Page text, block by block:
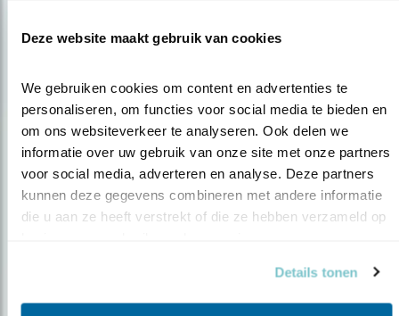
Deze website maakt gebruik van cookies
We gebruiken cookies om content en advertenties te
personaliseren, om functies voor social media te bieden en
om ons websiteverkeer te analyseren. Ook delen we
informatie over uw gebruik van onze site met onze partners
voor social media, adverteren en analyse. Deze partners
kunnen deze gegevens combineren met andere informatie
die u aan ze heeft verstrekt of die ze hebben verzameld op
Details tonen
Meld je aan en ontvang nieuws, inspiratie, acties en tips
over vogels en activiteiten van Vogelbescherming.
AANMELDEN VOGELNIEUWS
Volg ons via social media